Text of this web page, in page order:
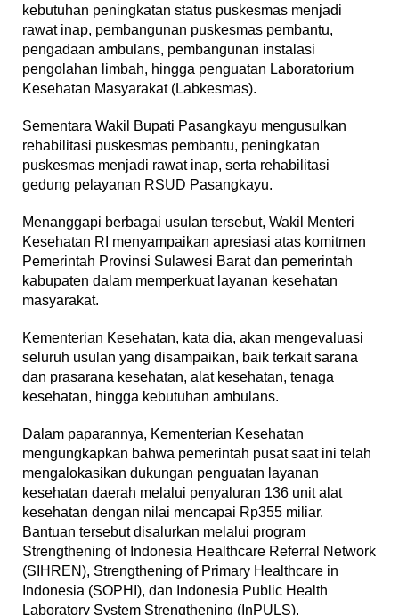
kebutuhan peningkatan status puskesmas menjadi
rawat inap, pembangunan puskesmas pembantu,
pengadaan ambulans, pembangunan instalasi
pengolahan limbah, hingga penguatan Laboratorium
Kesehatan Masyarakat (Labkesmas).
Sementara Wakil Bupati Pasangkayu mengusulkan
rehabilitasi puskesmas pembantu, peningkatan
puskesmas menjadi rawat inap, serta rehabilitasi
gedung pelayanan RSUD Pasangkayu.
Menanggapi berbagai usulan tersebut, Wakil Menteri
Kesehatan RI menyampaikan apresiasi atas komitmen
Pemerintah Provinsi Sulawesi Barat dan pemerintah
kabupaten dalam memperkuat layanan kesehatan
masyarakat.
Kementerian Kesehatan, kata dia, akan mengevaluasi
seluruh usulan yang disampaikan, baik terkait sarana
dan prasarana kesehatan, alat kesehatan, tenaga
kesehatan, hingga kebutuhan ambulans.
Dalam paparannya, Kementerian Kesehatan
mengungkapkan bahwa pemerintah pusat saat ini telah
mengalokasikan dukungan penguatan layanan
kesehatan daerah melalui penyaluran 136 unit alat
kesehatan dengan nilai mencapai Rp355 miliar.
Bantuan tersebut disalurkan melalui program
Strengthening of Indonesia Healthcare Referral Network
(SIHREN), Strengthening of Primary Healthcare in
Indonesia (SOPHI), dan Indonesia Public Health
Laboratory System Strengthening (InPULS).